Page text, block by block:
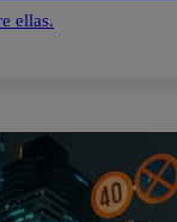
ellas.